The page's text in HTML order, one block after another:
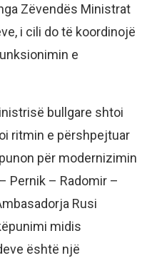
Zëvendës Ministrat
i cili do të koordinojë
e
bullgare shtoi
ritmin e përshpejtuar
për modernizimin
Pernik – Radomir –
Rusi
midis
është një